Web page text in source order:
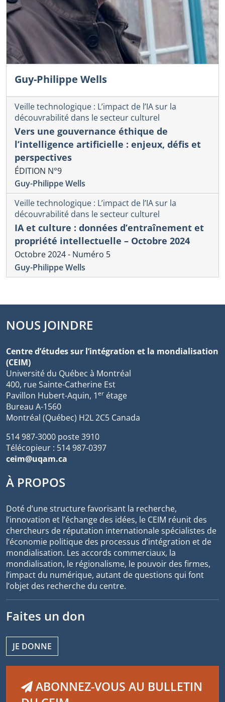
Guy-Philippe Wells
Veille technologique : L’impact de l’IA sur la
découvrabilité dans le secteur culturel
Vers une gouvernance éthique de
l’intelligence artificielle : enjeux, défis et
perspectives
ÉDITION N°9
Guy-Philippe Wells
Veille technologique : L’impact de l’IA sur la
découvrabilité dans le secteur culturel
IA et culture : données d’entraînement et
propriété intellectuelle – Octobre 2024
Octobre 2024 - Numéro 5
Guy-Philippe Wells
NOUS JOINDRE
Centre d’études sur l’intégration et la mondialisation
(CEIM)
Université du Québec à Montréal
400, rue Sainte-Catherine Est
Pavillon Hubert-Aquin, 1er étage
Bureau A-1560
Montréal (Québec) H2L 2C5 Canada
514 987-3000 poste 3910
Télécopieur : 514 987-0397
ceim@uqam.ca
À PROPOS
Doté d’une structure favorisant la recherche,
l’innovation et l’échange des idées, le CEIM réunit des
chercheurs de réputation internationale spécialistes de
l’économie politique des processus d’intégration et de
mondialisation. Les accords commerciaux, la
mondialisation, le régionalisme, le pouvoir des firmes,
l’impact du numérique, autant de questions qui font
l’objet des recherche du centre.
Faites un don
JE DONNE
ABONNEZ-VOUS AU BULLETIN